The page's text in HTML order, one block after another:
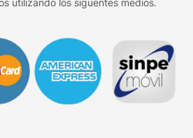
utilizando los siguentes medios.